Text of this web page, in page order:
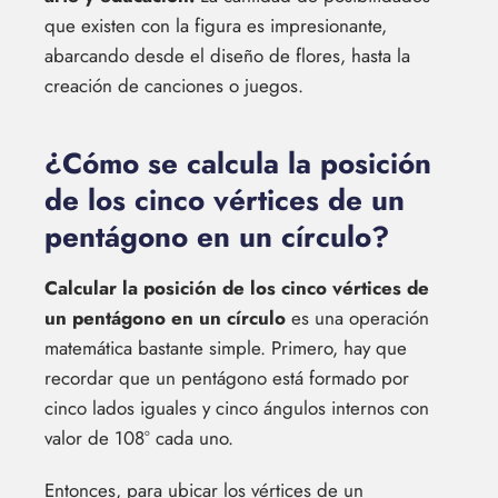
que existen con la figura es impresionante,
abarcando desde el diseño de flores, hasta la
creación de canciones o juegos.
¿Cómo se calcula la posición
de los cinco vértices de un
pentágono en un círculo?
Calcular la posición de los cinco vértices de
un pentágono en un círculo es una operación
matemática bastante simple. Primero, hay que
recordar que un pentágono está formado por
cinco lados iguales y cinco ángulos internos con
valor de 108° cada uno.
Entonces, para ubicar los vértices de un